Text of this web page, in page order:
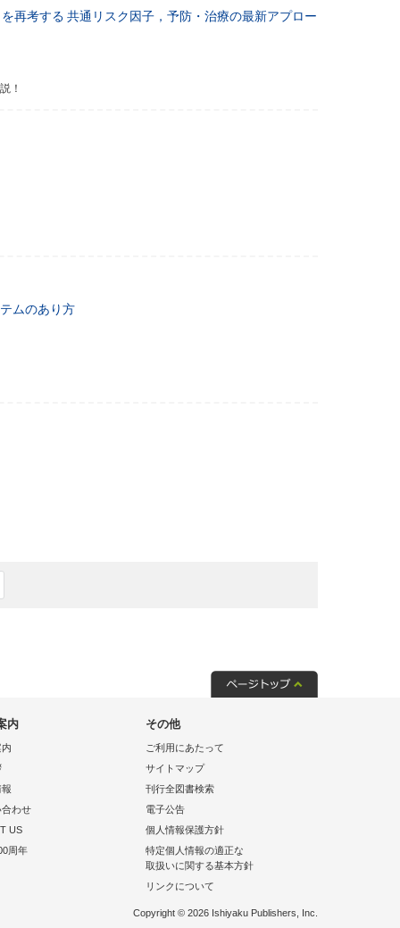
再考する 共通リスク因子，予防・治療の最新アプロー
！
ムのあり方
内
合わせ
US
周年
その他
ご利用にあたって
サイトマップ
刊行全図書検索
電子公告
個人情報保護方針
特定個人情報の適正な
取扱いに関する基本方針
リンクについて
Copyright © 2026 Ishiyaku Publishers, Inc.